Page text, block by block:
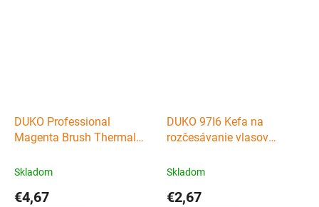
DUKO Professional
Magenta Brush Thermal
kefa na vlasy 34mm
Skladom
€4,67
DUKO 97I6 Kefa na
rozčesávanie vlasov
248x49mm
Skladom
€2,67